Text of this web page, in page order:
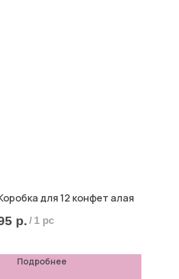
для 12 конфет алая
р. / 1 pc
Подробнее